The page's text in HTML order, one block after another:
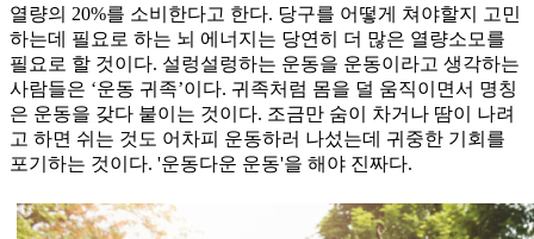
열량의 20%를 소비한다고 한다. 당구를 어떻게 쳐야할지 고민
하는데 필요로 하는 뇌 에너지는 당연히 더 많은 열량소모를
필요로 할 것이다. 설렁설렁하는 운동을 운동이라고 생각하는
사람들은 ‘운동 귀족’이다. 귀족처럼 몸을 덜 움직이면서 명칭
은 운동을 갖다 붙이는 것이다. 조금만 숨이 차거나 땀이 나려
고 하면 쉬는 것도 어차피 운동하러 나섰는데 귀중한 기회를
포기하는 것이다. '운동다운 운동'을 해야 진짜다.